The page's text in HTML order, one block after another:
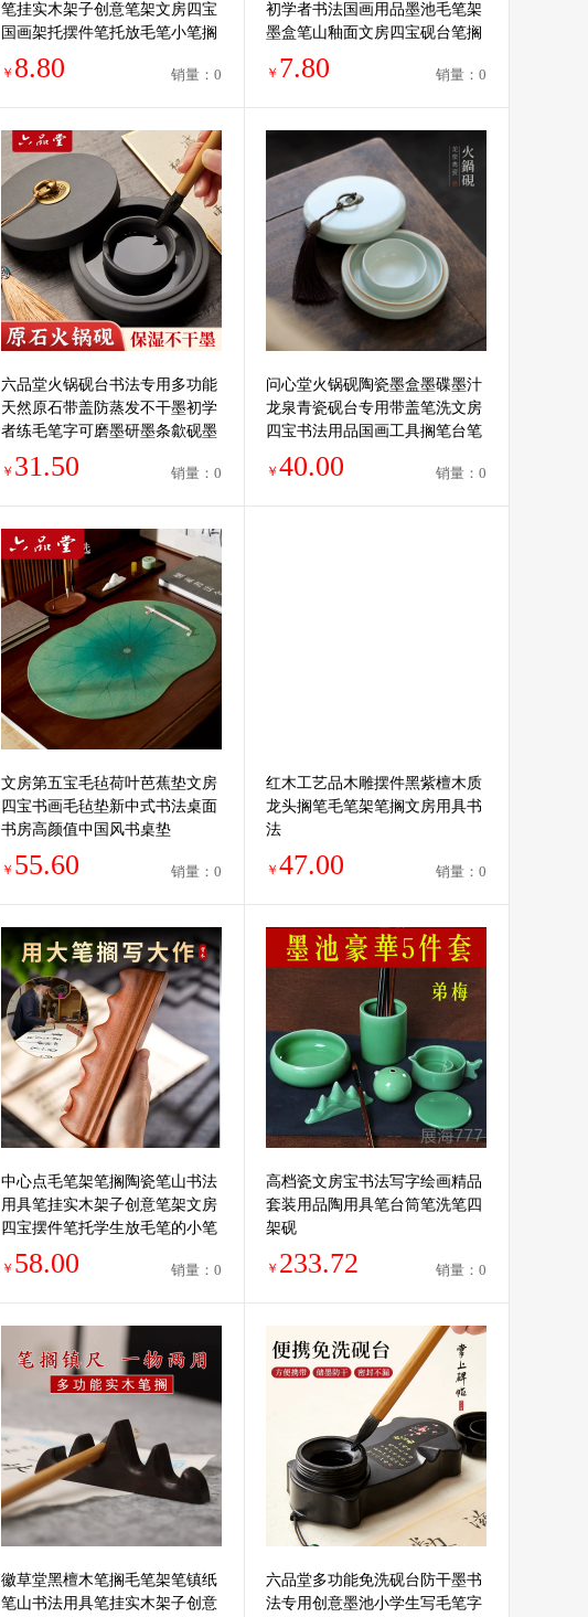
笔挂实木架子创意笔架文房四宝
国画架托摆件笔托放毛笔小笔搁
小笔山日式笔台
￥ 8.80 销量：0
初学者书法国画用品墨池毛笔架
墨盒笔山釉面文房四宝砚台笔搁
笔洗笔舔学生用具
￥ 7.80 销量：0
六品堂火锅砚台书法专用多功能
天然原石带盖防蒸发不干墨初学
者练毛笔字可磨墨研墨条歙砚墨
池墨汁保湿墨盒
￥ 31.50 销量：0
问心堂火锅砚陶瓷墨盒墨碟墨汁
龙泉青瓷砚台专用带盖笔洗文房
四宝书法用品国画工具搁笔台笔
山笔舔
￥ 40.00 销量：0
文房第五宝毛毡荷叶芭蕉垫文房
四宝书画毛毡垫新中式书法桌面
书房高颜值中国风书桌垫
￥ 55.60 销量：0
红木工艺品木雕摆件黑紫檀木质
龙头搁笔毛笔架笔搁文房用具书
法
￥ 47.00 销量：0
中心点毛笔架笔搁陶瓷笔山书法
用具笔挂实木架子创意笔架文房
四宝摆件笔托学生放毛笔的小笔
搁小笔山笔台
￥ 58.00 销量：0
高档瓷文房宝书法写字绘画精品
套装用品陶用具笔台筒笔洗笔四
架砚
￥ 233.72 销量：0
徽草堂黑檀木笔搁毛笔架笔镇纸
笔山书法用具笔挂实木架子创意
六品堂多功能免洗砚台防干墨书
法专用创意墨池小学生写毛笔字